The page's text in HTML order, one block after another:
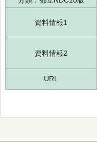
資料情報1
資料情報2
URL